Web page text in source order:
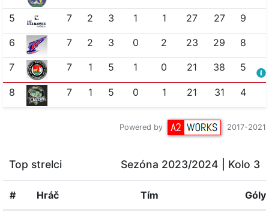
5 7 2 3 1 1 27 27 9
6 7 2 3 0 2 23 29 8
7 7 1 5 1 0 21 38 5
8 7 1 5 0 1 21 31 4
Powered by 2017-2021
Top strelci Sezóna 2023/2024 | Kolo 3
# Hráč Tím Góly